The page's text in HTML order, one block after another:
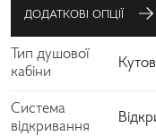
ДОДАТКОВІ ОПЦІЇ
Тип душової
кабіни
Система
відкривання